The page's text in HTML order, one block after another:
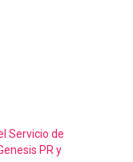
Servicio de
PR y